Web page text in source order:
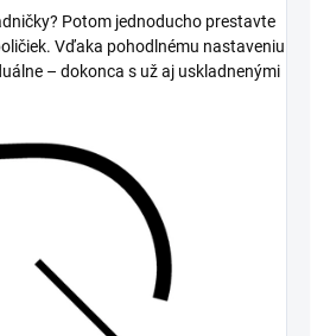
Potom jednoducho prestavte
Vďaka pohodlnému nastaveniu
– dokonca s už aj uskladnenými